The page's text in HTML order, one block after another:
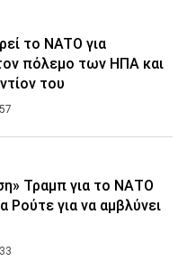
το NATO για
πόλεμο των ΗΠΑ και
του
Τραμπ για το ΝΑΤΟ
Ρούτε για να αμβλύνει